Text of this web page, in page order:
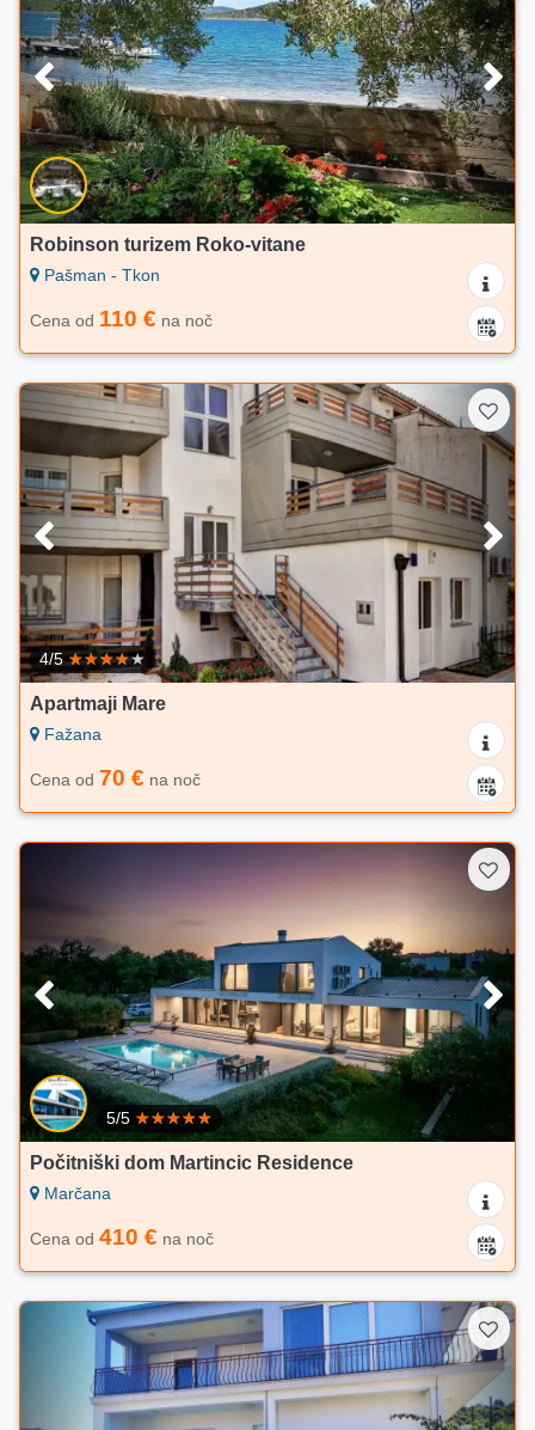
Robinson turizem Roko-vitane
Pašman - Tkon
Cena od 110 € na noč
4/5
Apartmaji Mare
Fažana
Cena od 70 € na noč
5/5
Počitniški dom Martincic Residence
Marčana
Cena od 410 € na noč